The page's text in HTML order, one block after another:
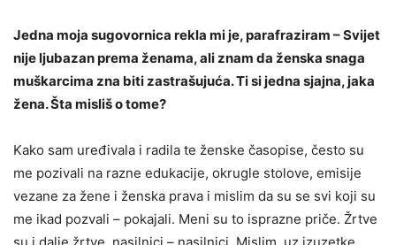
Jedna moja sugovornica rekla mi je, parafraziram – Svijet
nije ljubazan prema ženama, ali znam da ženska snaga
muškarcima zna biti zastrašujuća. Ti si jedna sjajna, jaka
žena. Šta misliš o tome?
Kako sam uređivala i radila te ženske časopise, često su
me pozivali na razne edukacije, okrugle stolove, emisije
vezane za žene i ženska prava i mislim da su se svi koji su
me ikad pozvali – pokajali. Meni su to isprazne priče. Žrtve